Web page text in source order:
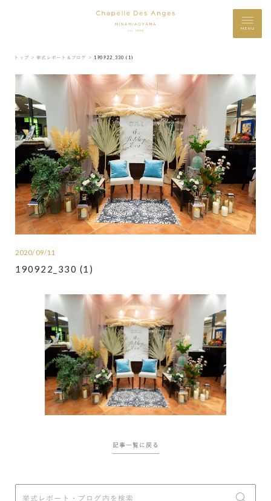
MENU
トップ ＞ 挙式レポート＆ブログ ＞ 190922_330 (1)
2020/09/11
190922_330 (1)
記事一覧に戻る